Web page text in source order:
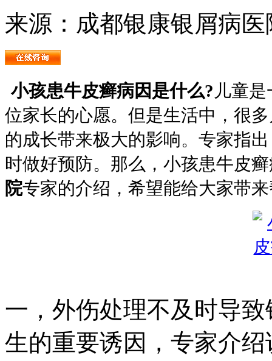
来源：成都银康银屑病医
小孩患牛皮癣病因是什么? 儿童
位家长的心愿。但是生活中，很
的成长带来极大的影响。专家指
时做好预防。那么，小孩患牛皮
院专家的介绍，希望能给大家带
一，外伤处理不及时导
生的重要诱因，专家介